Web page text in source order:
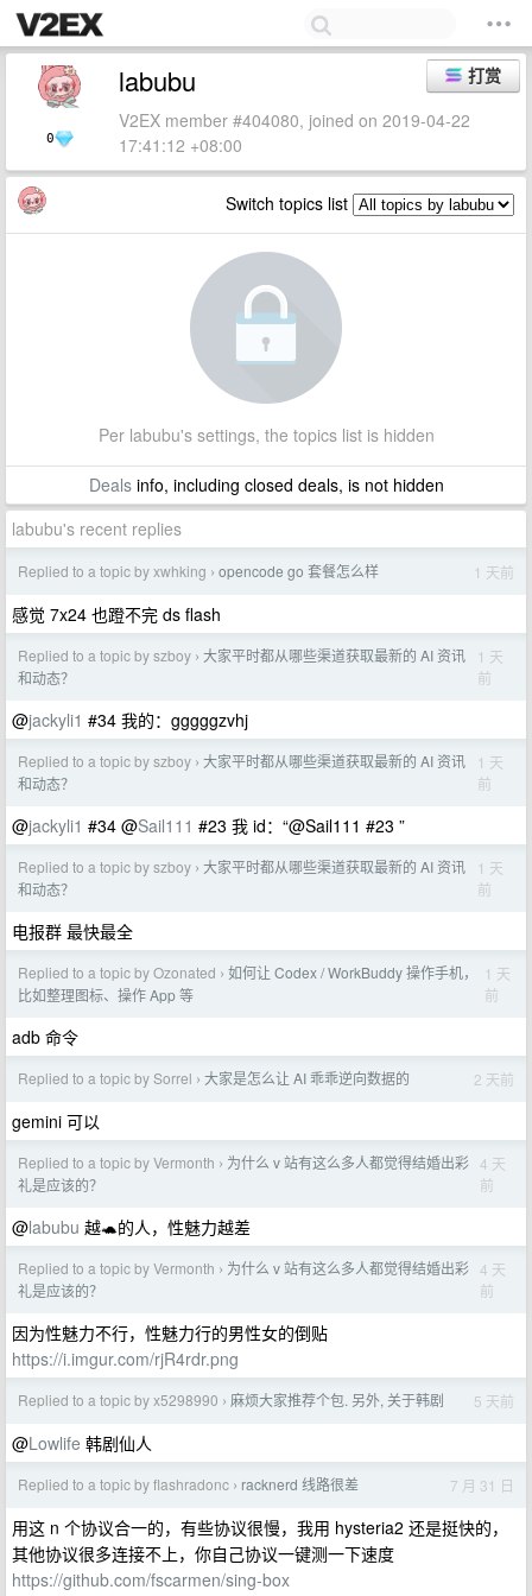
0
打赏
labubu
V2EX member #404080, joined on 2019-04-22
17:41:12 +08:00
Switch topics list
Per labubu's settings, the topics list is hidden
Dealsinfo, including closed deals, is not hidden
labubu's recent replies
Replied to a topic by xwhking › opencode go 套餐怎么样 1 天前
感觉 7x24 也蹬不完 ds flash
Replied to a topic by szboy › 大家平时都从哪些渠道获取最新的 AI 资讯
和动态？
1 天
前
@jackyli1 #34 我的：gggggzvhj
Replied to a topic by szboy › 大家平时都从哪些渠道获取最新的 AI 资讯
和动态？
1 天
前
@jackyli1 #34 @Sail111 #23 我 id：“@Sail111 #23 ”
Replied to a topic by szboy › 大家平时都从哪些渠道获取最新的 AI 资讯
和动态？
1 天
前
电报群 最快最全
Replied to a topic by Ozonated › 如何让 Codex / WorkBuddy 操作手机，
比如整理图标、操作 App 等
1 天
前
adb 命令
Replied to a topic by Sorrel › 大家是怎么让 AI 乖乖逆向数据的 2 天前
gemini 可以
Replied to a topic by Vermonth › 为什么 v 站有这么多人都觉得结婚出彩
礼是应该的？
4 天
前
@labubu 越🐢的人，性魅力越差
Replied to a topic by Vermonth › 为什么 v 站有这么多人都觉得结婚出彩
礼是应该的？
4 天
前
因为性魅力不行，性魅力行的男性女的倒贴
https://i.imgur.com/rjR4rdr.png
Replied to a topic by x5298990 › 麻烦大家推荐个包. 另外, 关于韩剧 5 天前
@Lowlife 韩剧仙人
Replied to a topic by flashradonc › racknerd 线路很差 7 月 31 日
用这 n 个协议合一的，有些协议很慢，我用 hysteria2 还是挺快的，
其他协议很多连接不上，你自己协议一键测一下速度
https://github.com/fscarmen/sing-box